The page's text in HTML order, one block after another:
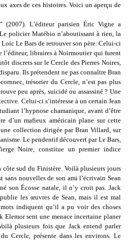
axes de ces histoires. Voici un aperçu de
" (2007). L’éditeur parisien Éric Vigne a
policier Matébio n’aboutissant à rien, la
Le Bars de retrouver son père. Celui-ci
l’éditeur, libraires à Noirmoutier qui furent
discrets sur le Cercle des Pierres Noires,
Ils prétendent ne pas connaître Bran
trésorier du Cercle, n’est pas plus
peu après, suicidé ou assassiné ? Une
Celui-ci s’intéresse à un certain Jean
l’hypnose chamanique, avant d’être
d’un mafieux américain plane sur cette
collection dirigée par Bran Villard, sur
Le pendentif découvert par Le Bars,
Noire, constitue un premier indice
côte sud du Finistère. Voilà plusieurs jours
sans nouvelles de son ami l’écrivain Sean
son Écosse natale, il n’y croit pas. Jack
les œuvres de Sean, mais il est mal
indiquent qu’il a pu voir des choses
Elemor sent une menace incertaine planer
plusieurs fois que Jack entend parler
Cercle, présente dans les environs. Le